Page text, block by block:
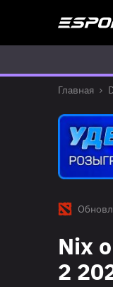
Главная
Nix
2